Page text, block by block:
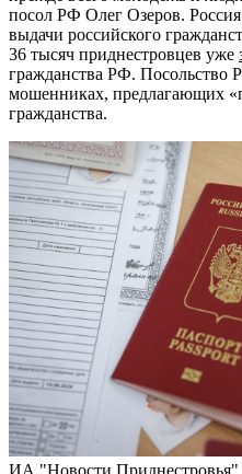
посол РФ Олег Озеров. Россия
выдачи российского
36 тысяч приднестровцев уже
гражданства РФ. Посольство
мошенниках, предлагающих
гражданства.